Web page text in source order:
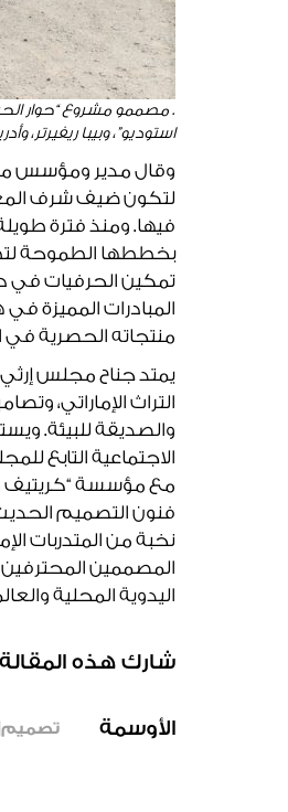
. مصممو مشروع “حوار
استوديو”، وبيبا ريفيرتر،
وقال مدير ومؤسس
لتكون ضيف شرف
فيها. ومنذ فترة
بخططها الطموحة
تمكين الحرفيات في
المبادرات المميزة
منتجاته الحصرية في
التراث الإماراتي،
والصديقة للبيئة.
الاجتماعية التابع
مع مؤسسة “كريتيف
فنون التصميم
نخبة من المتدربات
المصممين المحترفين
اليدوية المحلية
شارك هذه المقالة
الأوسمة تصميم